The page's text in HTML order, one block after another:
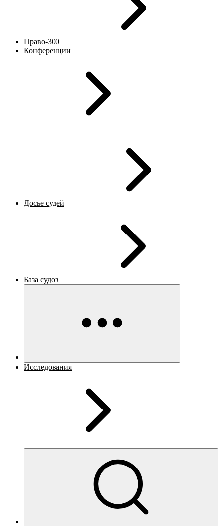
Право-300
Конференции
Досье судей
База судов
Исследования